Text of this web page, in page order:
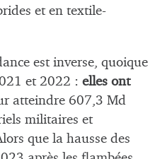
et en textile-
est inverse, quoique
et 2022 : elles ont
atteindre 607,3 Md
militaires et
que la hausse des